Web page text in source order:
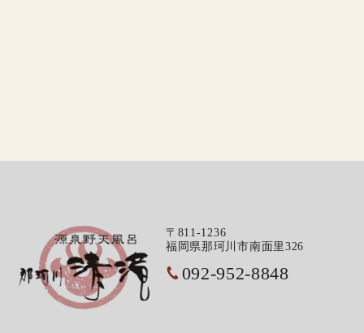
〒811-1236
福岡県那珂川市南面里326
092-952-8848